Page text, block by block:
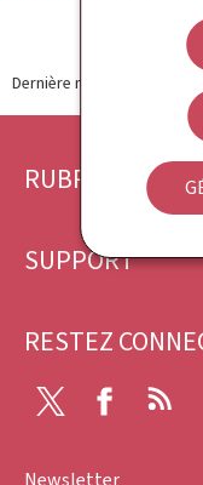
Dernière modification le
Pied
page
RUBRIQUES
SUPPORT
RESTEZ
Facebook
Newsletter